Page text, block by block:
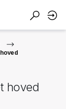
hoved